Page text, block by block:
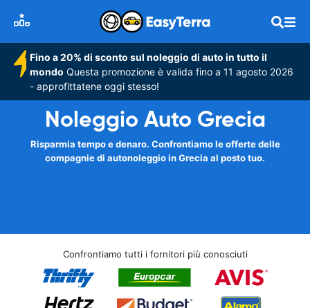
Fino a 20% di sconto sul noleggio di auto in tutto il
mondo Questa promozione è valida fino a 11 agosto 2026
- approfittatene oggi stesso!
Noleggio Auto Grecia
Risparmia tempo e denaro. Confrontiamo le offerte delle
compagnie di autonoleggio in Grecia al posto tuo.
Confrontiamo tutti i fornitori più conosciuti